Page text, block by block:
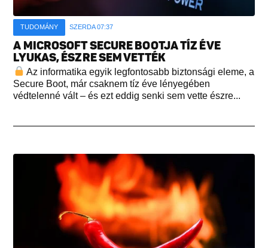
TUDOMÁNY SZERDA 07:37
A MICROSOFT SECURE BOOTJA TÍZ ÉVE
LYUKAS, ÉSZRE SEM VETTÉK
Az informatika egyik legfontosabb biztonsági eleme, a
Secure Boot, már csaknem tíz éve lényegében
védtelenné vált – és ezt eddig senki sem vette észre...